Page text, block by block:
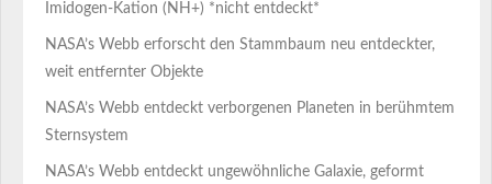
Imidogen-Kation (NH+) *nicht entdeckt*
NASA’s Webb erforscht den Stammbaum neu entdeckter,
weit entfernter Objekte
NASA’s Webb entdeckt verborgenen Planeten in berühmtem
Sternsystem
NASA’s Webb entdeckt ungewöhnliche Galaxie, geformt